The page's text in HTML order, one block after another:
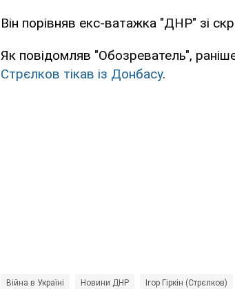
Він порівняв екс-ватажка "ДНР" зі
Як повідомляв "Обозреватель",
Стрєлков тікав із Донбасу.
Війна в Україні Новини ДНР Ігор Гіркін (Стрєлков)